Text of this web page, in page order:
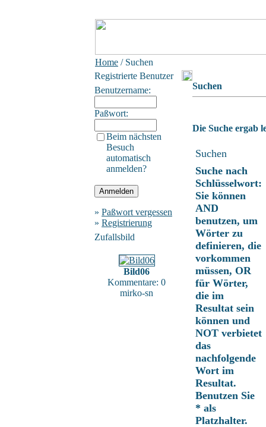
Home / Suchen
Registrierte Benutzer
Benutzername:
Paßwort:
Beim nächsten
Besuch
automatisch
anmelden?
» Paßwort vergessen
» Registrierung
Zufallsbild
Bild06
Kommentare: 0
mirko-sn
Suchen
Die Suche ergab
Suchen
Suche nach
Schlüsselwort:
Sie können
AND
benutzen, um
Wörter zu
definieren, die
vorkommen
müssen, OR
für Wörter,
die im
Resultat sein
können und
NOT verbietet
das
nachfolgende
Wort im
Resultat.
Benutzen Sie
* als
Platzhalter.